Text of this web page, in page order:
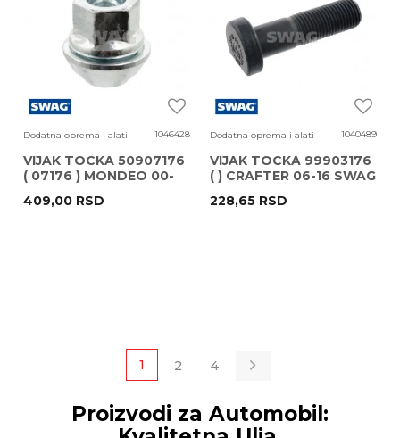
Dodatna oprema i alati 1046428
VIJAK TOCKA 50907176
( 07176 ) MONDEO 00-
409,00 RSD
Dodatna oprema i alati 1040489
VIJAK TOCKA 99903176
( ) CRAFTER 06-16 SWAG
228,65 RSD
1 2 4
Proizvodi za Automobil: